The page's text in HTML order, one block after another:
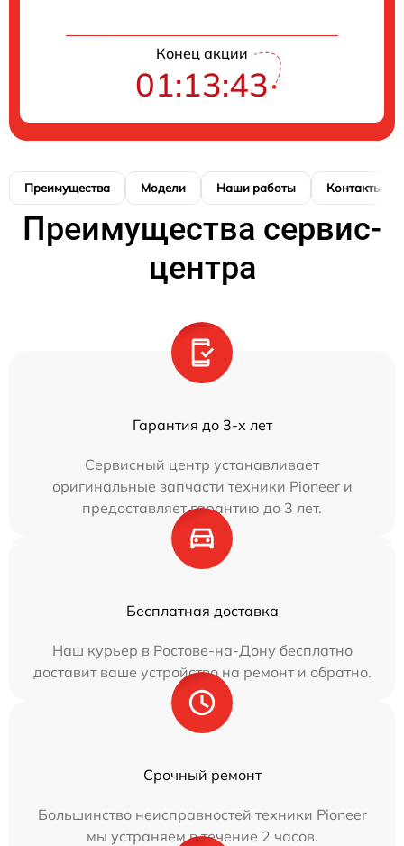
Конец акции
01:13:42
Преимущества Модели Наши работы Контакты
Преимущества сервис-
центра
Гарантия до 3-х лет
Сервисный центр устанавливает
оригинальные запчасти техники Pioneer и
предоставляет гарантию до 3 лет.
Бесплатная доставка
Наш курьер в Ростове-на-Дону бесплатно
доставит ваше устройство на ремонт и обратно.
Срочный ремонт
Большинство неисправностей техники Pioneer
мы устраняем в течение 2 часов.